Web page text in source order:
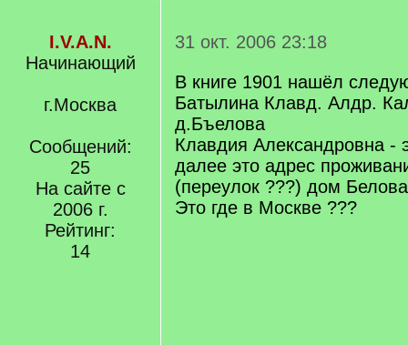
I.V.A.N.
Начинающий
г.Москва
Сообщений:
25
На сайте с
2006 г.
Рейтинг:
14
31 окт. 2006 23:18
В книге 1901 нашёл
Батылина Клавд. Алдр.
д.Бъелова
Клавдия Александровна -
далее это адрес
(переулок ???) дом
Это где в Москве ???